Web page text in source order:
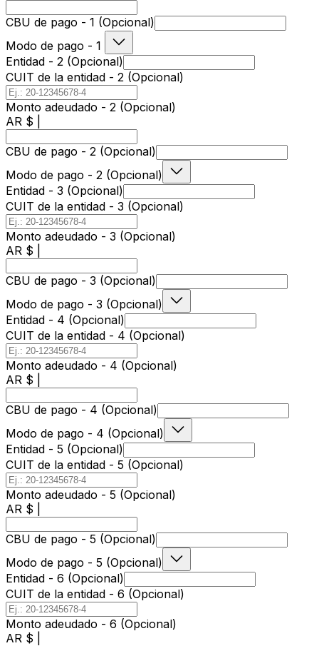
CBU de pago - 1 (Opcional)
Modo de pago - 1
Entidad - 2 (Opcional)
CUIT de la entidad - 2 (Opcional)
Monto adeudado - 2 (Opcional)
AR $ |
CBU de pago - 2 (Opcional)
Modo de pago - 2 (Opcional)
Entidad - 3 (Opcional)
CUIT de la entidad - 3 (Opcional)
Monto adeudado - 3 (Opcional)
AR $ |
CBU de pago - 3 (Opcional)
Modo de pago - 3 (Opcional)
Entidad - 4 (Opcional)
CUIT de la entidad - 4 (Opcional)
Monto adeudado - 4 (Opcional)
AR $ |
CBU de pago - 4 (Opcional)
Modo de pago - 4 (Opcional)
Entidad - 5 (Opcional)
CUIT de la entidad - 5 (Opcional)
Monto adeudado - 5 (Opcional)
AR $ |
CBU de pago - 5 (Opcional)
Modo de pago - 5 (Opcional)
Entidad - 6 (Opcional)
CUIT de la entidad - 6 (Opcional)
Monto adeudado - 6 (Opcional)
AR $ |